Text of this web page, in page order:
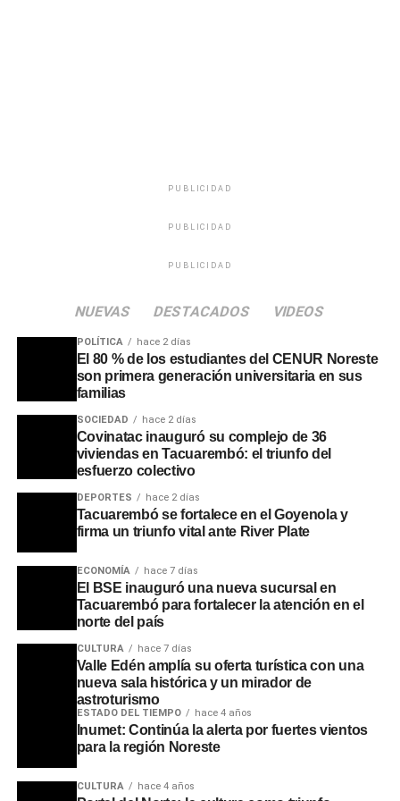
El primer premio fue otorgado a Franco Sum, de 19 años,
abuela. Según explicó el autor, la obra buscó retratar un
PUBLICIDAD
PUBLICIDAD
PUBLICIDAD
NUEVAS DESTACADOS VIDEOS
POLÍTICA hace 2 días
El 80 % de los estudiantes del CENUR Noreste
son primera generación universitaria en sus
familias
SOCIEDAD hace 2 días
Covinatac inauguró su complejo de 36
viviendas en Tacuarembó: el triunfo del
esfuerzo colectivo
DEPORTES hace 2 días
Tacuarembó se fortalece en el Goyenola y
firma un triunfo vital ante River Plate
ECONOMÍA hace 7 días
El BSE inauguró una nueva sucursal en
Tacuarembó para fortalecer la atención en el
norte del país
CULTURA hace 7 días
Valle Edén amplía su oferta turística con una
nueva sala histórica y un mirador de
astroturismo
ESTADO DEL TIEMPO hace 4 años
Inumet: Continúa la alerta por fuertes vientos
para la región Noreste
CULTURA hace 4 años